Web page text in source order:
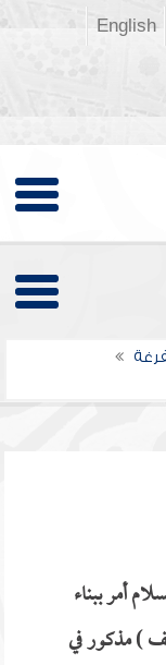
English
أمر ببناء
) مذكور في